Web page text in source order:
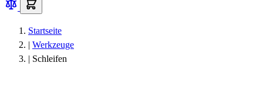
Startseite
| Werkzeuge
| Schleifen